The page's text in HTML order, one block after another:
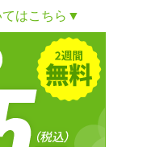
はこちら▼